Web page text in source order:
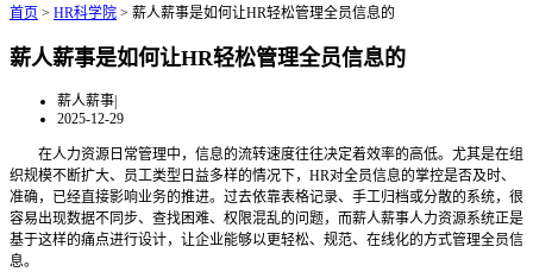
首页 > HR科学院 > 薪人薪事是如何让HR轻松管理全员信息的
薪人薪事是如何让HR轻松管理全员信息的
薪人薪事|
2025-12-29
在人力资源日常管理中，信息的流转速度往往决定着效率的高低。尤其是在组
织规模不断扩大、员工类型日益多样的情况下， HR对全员信息的掌控是否及时、
准确，已经直接影响业务的推进。过去依靠表格记录、手工归档或分散的系统，很
容易出现数据不同步、查找困难、权限混乱的问题，而薪人薪事人力资源系统正是
基于这样的痛点进行设计，让企业能够以更轻松、规范、在线化的方式管理全员信
息。